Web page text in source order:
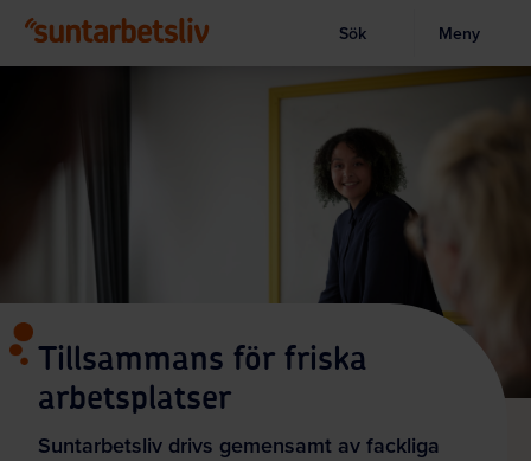
till
huvudinnehållet
Visa sökruta
Sök Meny
Tillsammans för friska
arbetsplatser
Suntarbetsliv drivs gemensamt av fackliga